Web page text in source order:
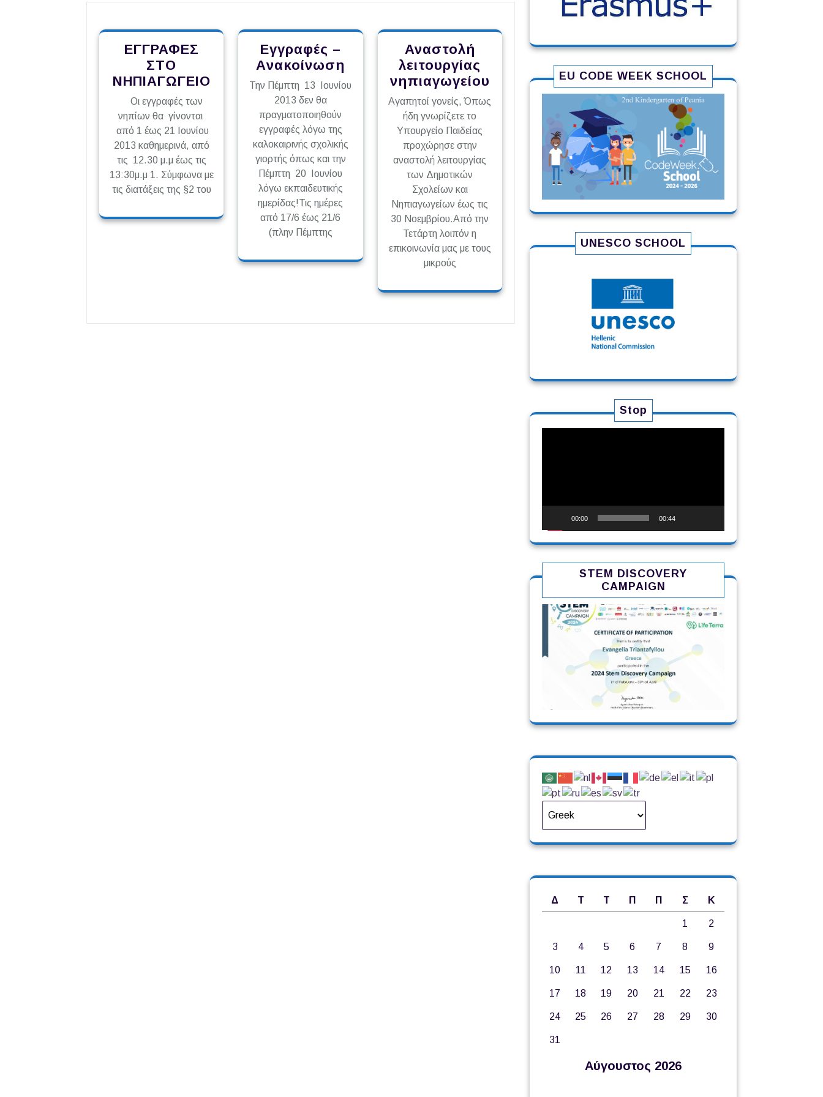
ΕΓΓΡΑΦΕΣ
ΣΤΟ
ΝΗΠΙΑΓΩΓΕΙΟ
Οι εγγραφές των
νηπίων θα γίνονται
από 1 έως 21 Ιουνίου
2013 καθημερινά, από
τις 12.30 μ.μ έως τις
13:30μ.μ 1. Σύμφωνα με
τις διατάξεις της §2 του
Εγγραφές –
Aνακοίνωση
Την Πέμπτη 13 Ιουνίου
2013 δεν θα
πραγματοποιηθούν
εγγραφές λόγω της
καλοκαιρινής σχολικής
γιορτής όπως και την
Πέμπτη 20 Ιουνίου
λόγω εκπαιδευτικής
ημερίδας!Τις ημέρες
από 17/6 έως 21/6
(πλην Πέμπτης
Αναστολή
λειτουργίας
νηπιαγωγείου
Αγαπητοί γονείς, Όπως
ήδη γνωρίζετε το
Υπουργείο Παιδείας
προχώρησε στην
αναστολή λειτουργίας
των Δημοτικών
Σχολείων και
Νηπιαγωγείων έως τις
30 Νοεμβρίου.Aπό την
Τετάρτη λοιπόν η
επικοινωνία μας με τους
μικρούς
EU CODE WEEK SCHOOL
UNESCO SCHOOL
Stop
00:00 00:44
STEM DISCOVERY
CAMPAIGN
Αύγουστος 2026
Δ Τ Τ Π Π Σ Κ
1 2
3 4 5 6 7 8 9
10 11 12 13 14 15 16
17 18 19 20 21 22 23
24 25 26 27 28 29 30
31